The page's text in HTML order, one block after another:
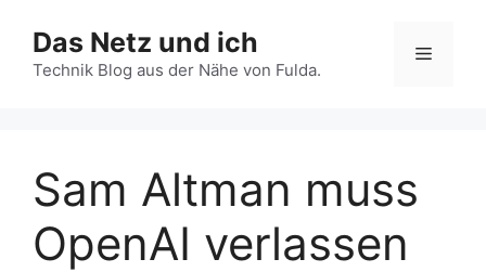
Inhalt
springen
Das Netz und ich
Technik Blog aus der Nähe von Fulda.
Menü
Sam Altman muss
OpenAI verlassen